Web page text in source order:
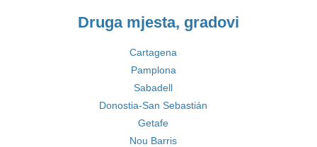
Druga mjesta, gradovi
Cartagena
Pamplona
Sabadell
Donostia-San Sebastián
Getafe
Nou Barris